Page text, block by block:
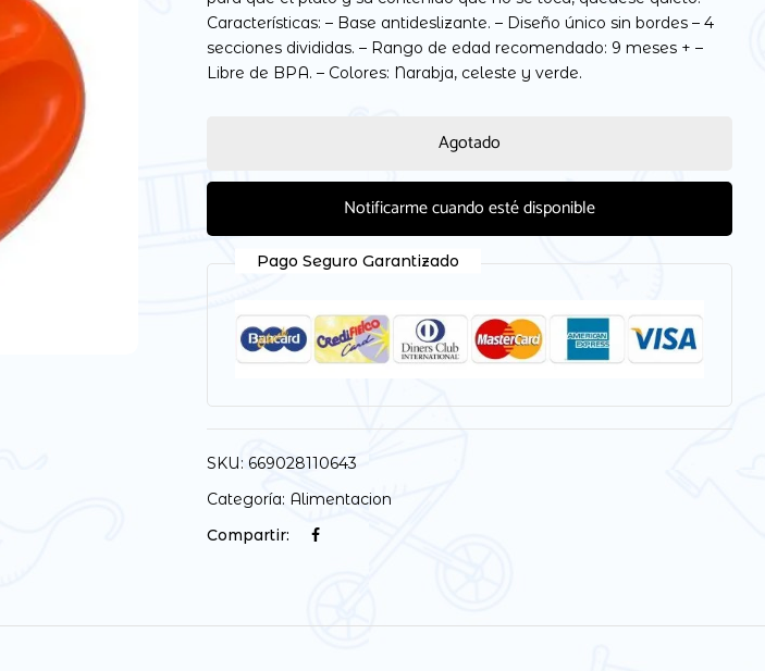
Características: – Base antideslizante. – Diseño único sin bordes – 4
secciones divididas. – Rango de edad recomendado: 9 meses + –
Libre de BPA. – Colores: Narabja, celeste y verde.
Agotado
Notificarme cuando esté disponible
Pago Seguro Garantizado
SKU:669028110643
Categoría: Alimentacion
Compartir:
Guarda mi nombre, correo electrónico y web en este navegador para la próxima